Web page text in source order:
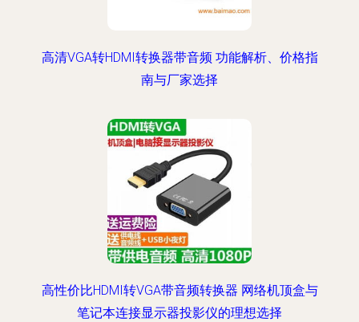
高清VGA转HDMI转换器带音频 功能解析、价格指
南与厂家选择
高性价比HDMI转VGA带音频转换器 网络机顶盒与
笔记本连接显示器投影仪的理想选择